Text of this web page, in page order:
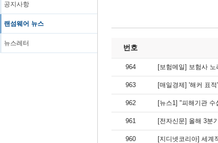
공지사항
랜섬웨어 뉴스
뉴스레터
번호
964 [보험메일] 보험사
963 [매일경제] '해커 표
962 [뉴스1] "피해기관
961 [전자신문] 올해 3분
960 [지디넷코리아] 세계